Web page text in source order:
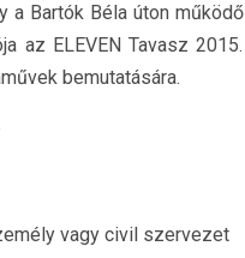
a Bartók Béla úton működő
az ELEVEN Tavasz 2015.
bemutatására.
vagy civil szervezet